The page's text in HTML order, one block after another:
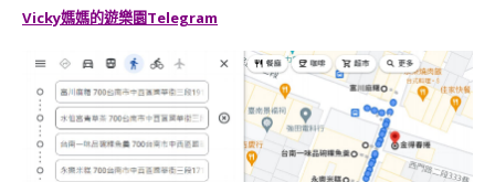
Vicky媽媽的遊樂園Telegram